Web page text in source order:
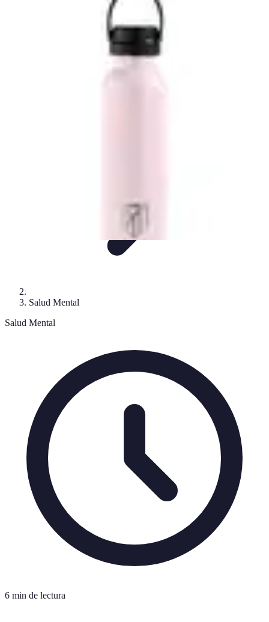
Nutrición
Salud Mental
Salud Mental
6 min de lectura